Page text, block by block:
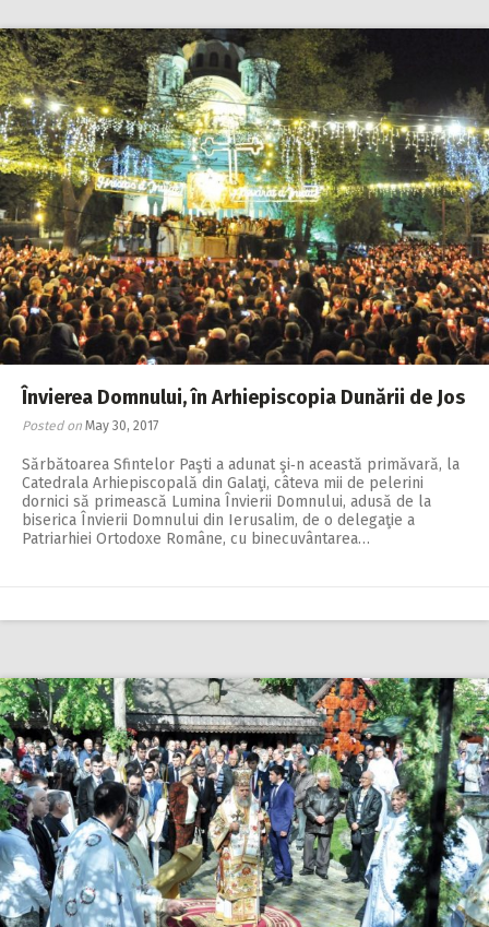
Învierea Domnului, în Arhiepiscopia Dunării de Jos
Posted on May 30, 2017
Sărbătoarea Sfintelor Paşti a adunat şi‑n această primăvară, la
Catedrala Arhiepiscopală din Galaţi, câteva mii de pelerini
dornici să primească Lumina Învierii Domnului, adusă de la
biserica Învierii Domnului din Ierusalim, de o delegaţie a
Patriarhiei Ortodoxe Române, cu binecuvântarea…